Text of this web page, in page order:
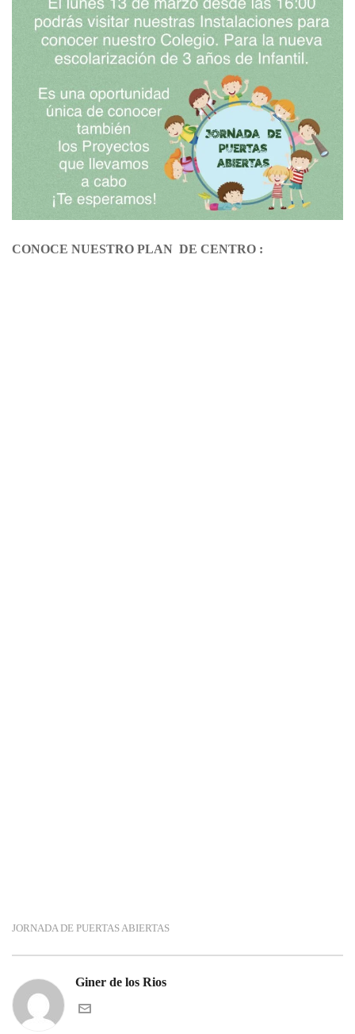
CONOCE NUESTRO PLAN DE CENTRO :
JORNADA DE PUERTAS ABIERTAS
Giner de los Rios